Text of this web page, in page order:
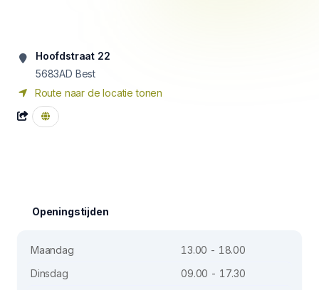
Hoofdstraat 22
5683AD Best
Route naar de locatie tonen
Openingstijden
Maandag
13.00 - 18.00
Dinsdag
09.00 - 17.30